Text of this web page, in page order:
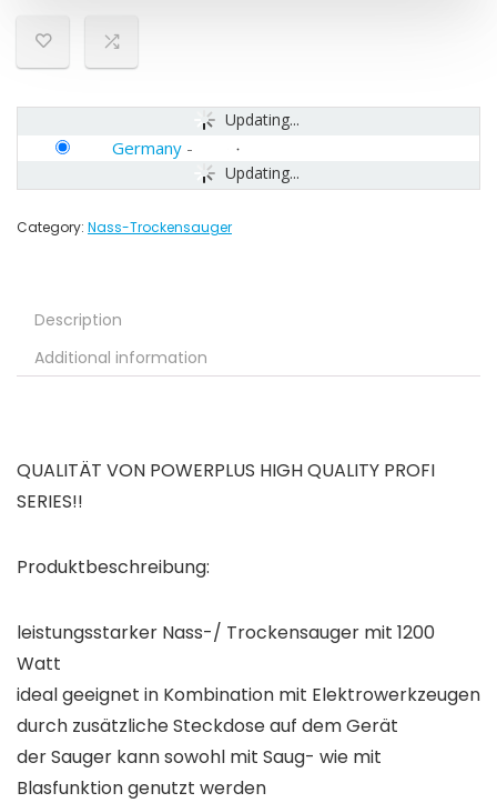
Updating...
Updating...
Germany -
Category: Nass-Trockensauger
Description
Additional information
QUALITÄT VON POWERPLUS HIGH QUALITY PROFI
SERIES!!
Produktbeschreibung:
leistungsstarker Nass-/ Trockensauger mit 1200
Watt
ideal geeignet in Kombination mit Elektrowerkzeugen
durch zusätzliche Steckdose auf dem Gerät
der Sauger kann sowohl mit Saug- wie mit
Blasfunktion genutzt werden